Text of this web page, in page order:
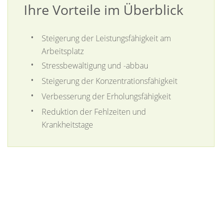
Ihre Vorteile im Überblick
Steigerung der Leistungsfähigkeit am
Arbeitsplatz
Stressbewältigung und -abbau
Steigerung der Konzentrationsfähigkeit
Verbesserung der Erholungsfähigkeit
Reduktion der Fehlzeiten und
Krankheitstage